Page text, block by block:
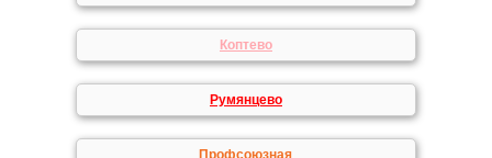
Коптево
Румянцево
Профсоюзная